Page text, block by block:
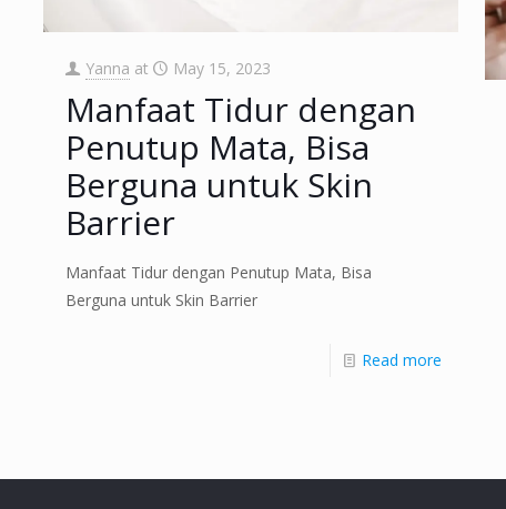
Yanna at May 15, 2023
Manfaat Tidur dengan
Penutup Mata, Bisa
Berguna untuk Skin
Barrier
Manfaat Tidur dengan Penutup Mata, Bisa
Berguna untuk Skin Barrier
Read more